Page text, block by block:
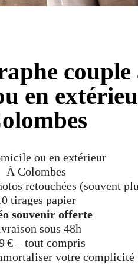
couple
en
ou en extérieur
À Colombes
retouchées (souvent
tirages papier
souvenir offerte
sous 48h
€ – tout compris
votre complicité